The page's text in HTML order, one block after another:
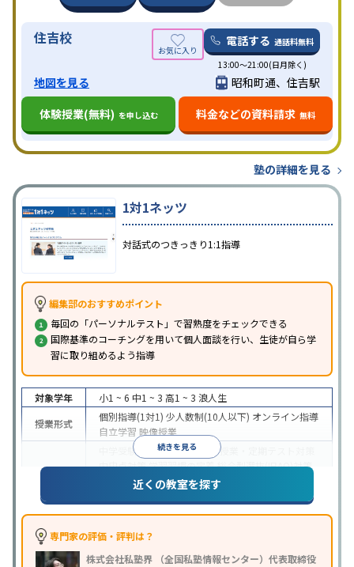
住吉校 電話する 通話料無料
13:00〜21:00(日月除く)
地図を見る
昭和町通、住吉駅
体験授業(無料) を申し込む 料金などの資料請求 無料
塾の詳細を見る
1対1ネッツ
対話式のつきっきり1:1指導
編集部のおすすめポイント
毎回の「パーソナルテスト」で習熟度をチェックできる
国際基準のコーチングを用いて個人面談を行い、生徒が自ら学
習に取り組めるよう指導
続きを見る
対象学年 小1 ~ 6 中1 ~ 3 高1 ~ 3 浪人生
授業形式
個別指導(1対1) 少人数制(10人以下) オンライン指導
自立学習 映像授業
中学受験 高校受験大学受験
授業・定期テスト対策
内申点対策学習習慣の定着総合型選抜(旧AO)対策
推薦入試対策 学校別特化対策
特徴
中高一貫校生に対応
ブレットを利用
季節講習のみの受講可自習室あり
近くの教室を探す
専門家の評価・評判は？
株式会社私塾界 （全国私塾情報センター）代表取締役